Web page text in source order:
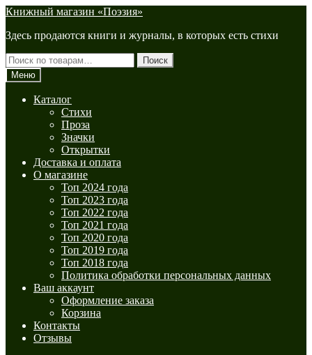
Перейти
навигации
Перейти
содержимому
Книжный магазин «Поэзия»
Здесь продаются книги и журналы, в которых есть стихи
Искать:
Поиск
Меню
Каталог
Стихи
Проза
Значки
Открытки
Доставка и оплата
О магазине
Топ 2024 года
Топ 2023 года
Топ 2022 года
Топ 2021 года
Топ 2020 года
Топ 2019 года
Топ 2018 года
Политика обработки персональных данных
Ваш аккаунт
Оформление заказа
Корзина
Контакты
Отзывы